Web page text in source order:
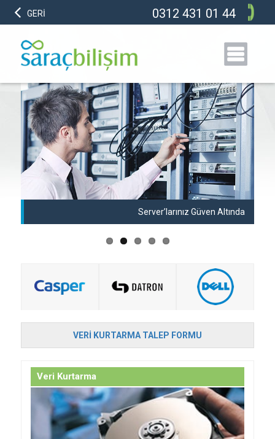
GERİ 0312 431 01 44
Server’larınız Güven Altında
VERI KURTARMA TALEP FORMU
Veri Kurtarma